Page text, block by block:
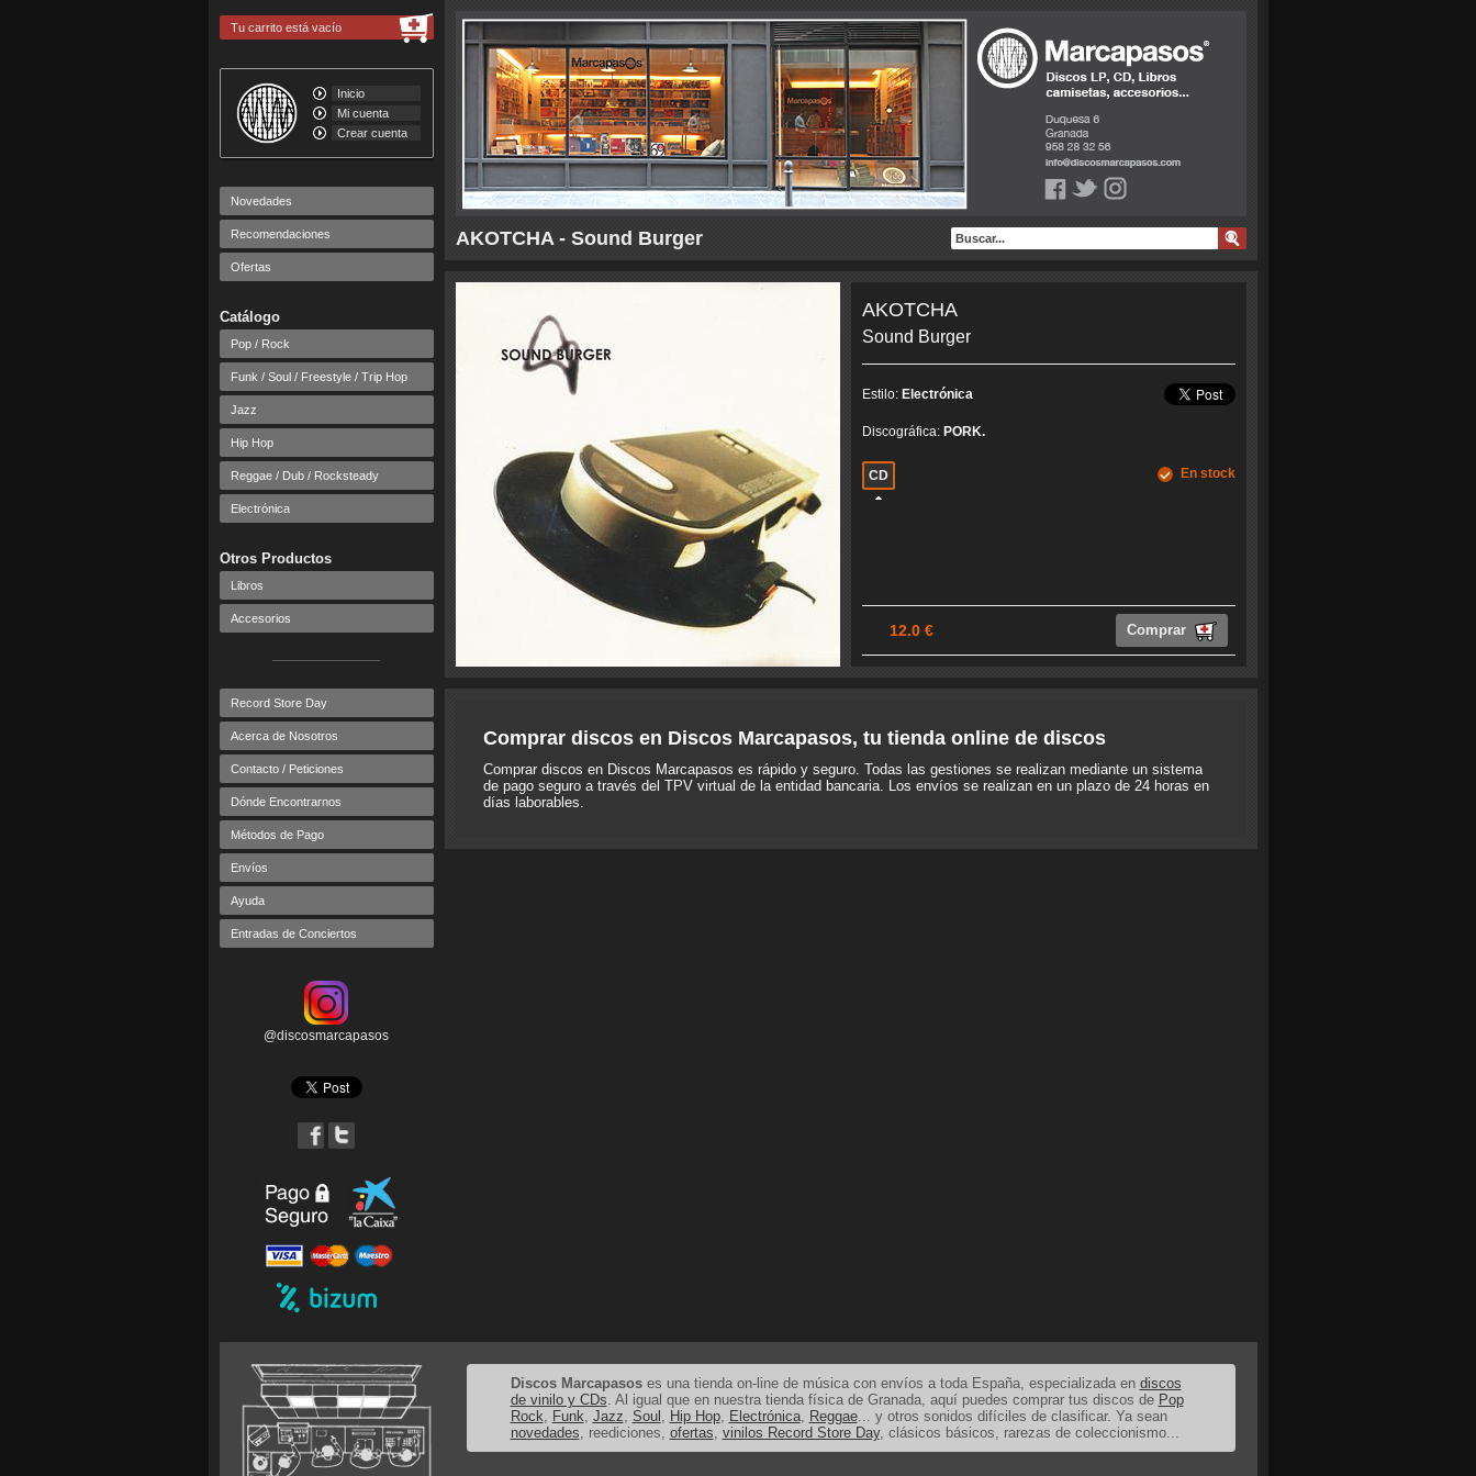
AKOTCHA - Sound Burger
Tu carrito está vacío
Inicio
Mi cuenta
Crear cuenta
Novedades
Recomendaciones
Ofertas
Catálogo
Pop / Rock
Funk / Soul / Freestyle / Trip Hop
Jazz
Hip Hop
Reggae / Dub / Rocksteady
Electrónica
Otros Productos
Libros
Accesorios
Record Store Day
Acerca de Nosotros
Contacto / Peticiones
Dónde Encontrarnos
Métodos de Pago
Envíos
Ayuda
Entradas de Conciertos
@discosmarcapasos
AKOTCHA
Sound Burger
Estilo: Electrónica
Discográfica: PORK.
CD En stock
12.0 € Comprar
Comprar discos en Discos Marcapasos, tu tienda online de discos
Comprar discos en Discos Marcapasos es rápido y seguro. Todas las gestiones se realizan mediante un sistema
de pago seguro a través del TPV virtual de la entidad bancaria. Los envíos se realizan en un plazo de 24 horas en
días laborables.
Discos Marcapasoses una tienda on-line de música con envíos a toda España, especializada en discos
de vinilo y CDs. Al igual que en nuestra tienda física de Granada, aquí puedes comprar tus discos de Pop
Rock, Funk, Jazz, Soul , Hip Hop, Electrónica, Reggae... y otros sonidos difíciles de clasificar. Ya sean
novedades, reediciones, ofertas, vinilos Record Store Day, clásicos básicos, rarezas de coleccionismo...